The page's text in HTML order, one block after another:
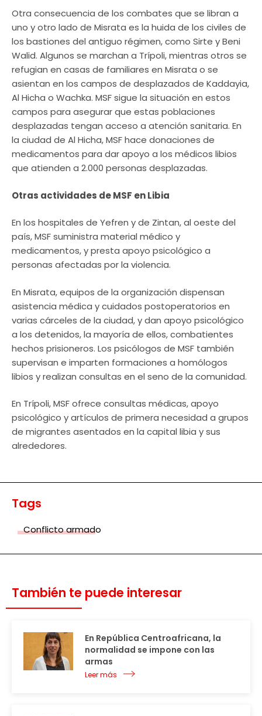
Otra consecuencia de los combates que se libran a
uno y otro lado de Misrata es la huida de los civiles de
los bastiones del antiguo régimen, como Sirte y Beni
Walid. Algunos se marchan a Trípoli, mientras otros se
refugian en casas de familiares en Misrata o se
asientan en los campos de desplazados de Kaddayia,
Al Hicha o Wachka. MSF sigue la situación en estos
campos para asegurar que estas poblaciones
desplazadas tengan acceso a atención sanitaria. En
la ciudad de Al Hicha, MSF hace donaciones de
medicamentos para dar apoyo a los médicos libios
que atienden a 2.000 personas desplazadas.
Otras actividades de MSF en Libia
En los hospitales de Yefren y de Zintan, al oeste del
país, MSF suministra material médico y
medicamentos, y presta apoyo psicológico a
personas afectadas por la violencia.
En Misrata, equipos de la organización dispensan
asistencia médica y cuidados postoperatorios en
varias cárceles de la ciudad, y dan apoyo psicológico
a los detenidos, la mayoría de ellos, combatientes
hechos prisioneros. Los psicólogos de MSF también
supervisan e imparten formaciones a homólogos
libios y realizan consultas en el seno de la comunidad.
En Trípoli, MSF ofrece consultas médicas, apoyo
psicológico y artículos de primera necesidad a grupos
de migrantes asentados en la capital libia y sus
alrededores.
Tags
Conflicto armado
También te puede interesar
En República Centroafricana, la
normalidad se impone con las
armas
Leer más